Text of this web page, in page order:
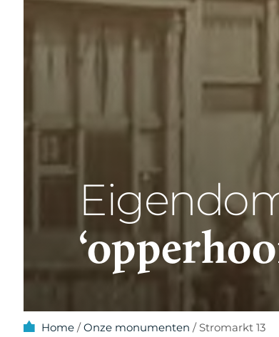
Home/Onze monumenten / Stromarkt 13